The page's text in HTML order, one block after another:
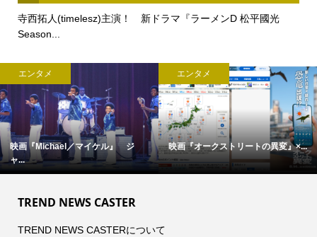
寺西拓人(timelesz)主演！ 新ドラマ『ラーメンD 松平國光
Season...
エンタメ
完全撮り下ろし「2027年版 羽生結...
エンタメ
【中島裕翔】初写真展 『7okyo
c...
TREND NEWS CASTER
TREND NEWS CASTERについて